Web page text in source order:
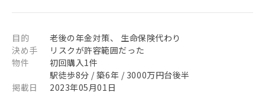
目的
老後の年金対策、 生命保険代わり
決め手
リスクが許容範囲だった
物件
初回購入1件
駅徒歩8分 / 築6年 / 3000万円台後半
掲載日
2023年05月01日